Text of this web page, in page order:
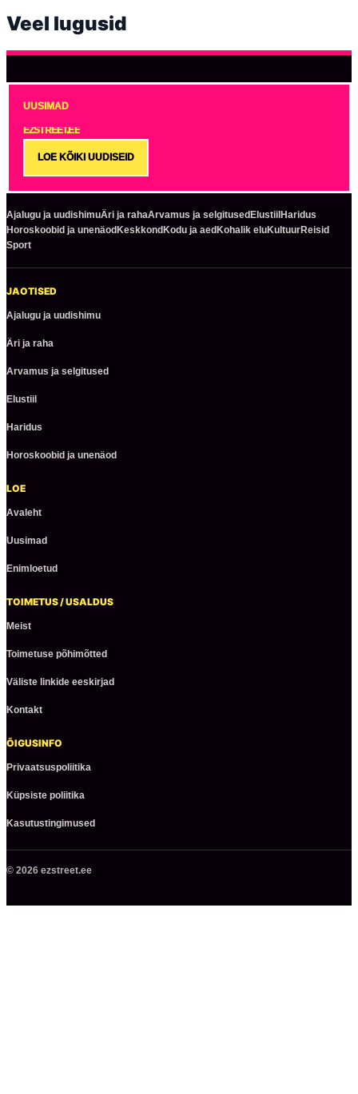
Veel lugusid
UUSIMAD
EZSTREET.EE
LOE KÕIKI UUDISEID
Ajalugu ja uudishimuÄri ja rahaArvamus ja selgitused Elustiil Haridus
Horoskoobid ja unenäod Keskkond Kodu ja aed Kohalik eluKultuurReisid
Sport
JAOTISED
Ajalugu ja uudishimu
Äri ja raha
Arvamus ja selgitused
Elustiil
Haridus
Horoskoobid ja unenäod
LOE
Avaleht
Uusimad
Enimloetud
TOIMETUS / USALDUS
Meist
Toimetuse põhimõtted
Väliste linkide eeskirjad
Kontakt
ÕIGUSINFO
Privaatsuspoliitika
Küpsiste poliitika
Kasutustingimused
© 2026 ezstreet.ee